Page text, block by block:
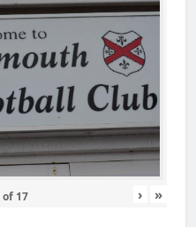
of 17 › »